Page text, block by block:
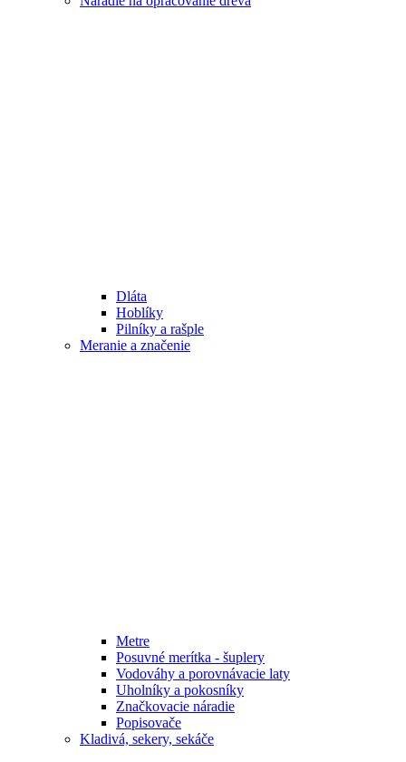
Dláta
Hoblíky
Pilníky a rašple
Meranie a značenie
Metre
Posuvné merítka - šuplery
Vodováhy a porovnávacie laty
Uholníky a pokosníky
Značkovacie náradie
Popisovače
Kladivá, sekery, sekáče